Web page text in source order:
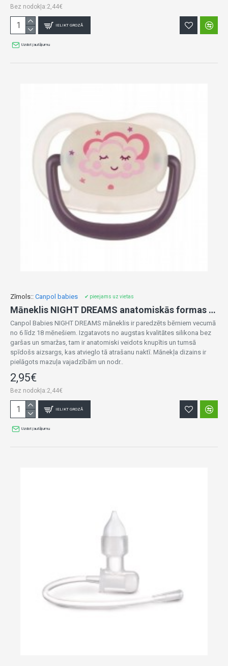
Bez nodokļa:2,44€
IELIKT GROZĀ
Uzdot jautājumu
Zīmols:: Canpol babies ✔ pieejams uz vietas
Māneklis NIGHT DREAMS anatomiskās formas 6-18m 22/501 pink
Canpol Babies NIGHT DREAMS māneklis ir paredzēts bērniem vecumā
no 6 līdz 18 mēnešiem. Izgatavots no augstas kvalitātes silikona bez
garšas un smaržas, tam ir anatomiski veidots knupītis un tumsā
spīdošs aizsargs, kas atvieglo tā atrašanu naktī. Mānekļa dizains ir
pielāgots mazuļa vajadzībām un nodr..
2,95€
Bez nodokļa:2,44€
IELIKT GROZĀ
Uzdot jautājumu